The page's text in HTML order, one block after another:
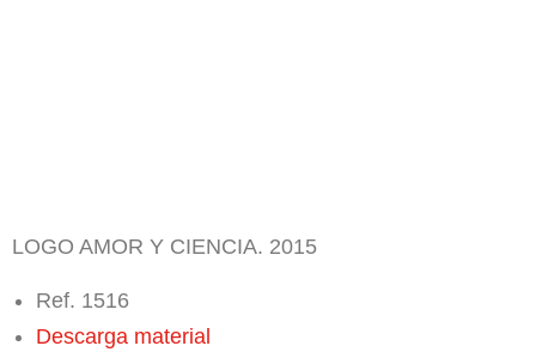
LOGO AMOR Y CIENCIA. 2015
Ref. 1516
Descarga material